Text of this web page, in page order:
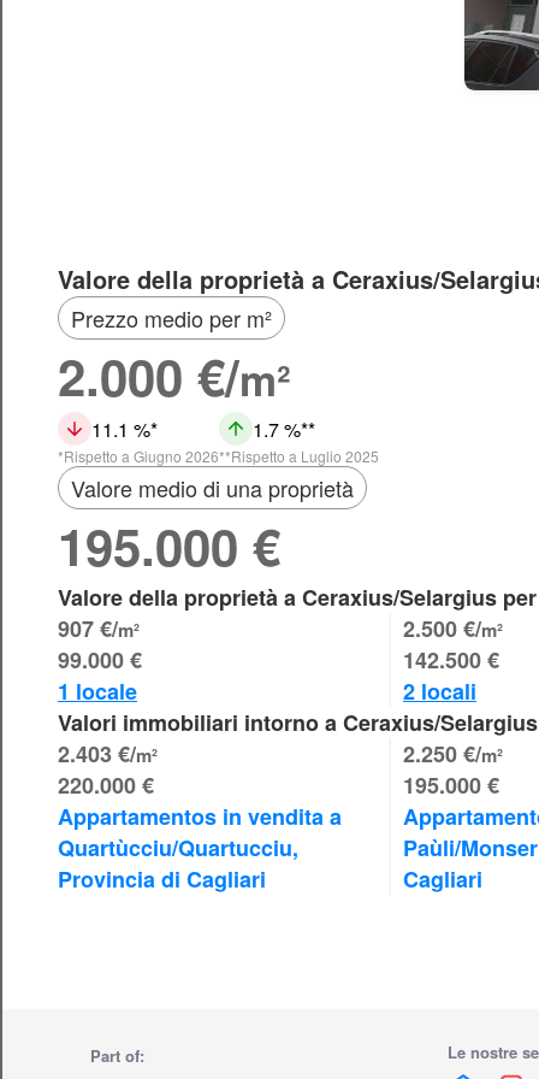
Valore della proprietà a Ceraxius/
Prezzo medio per m²
2.000 €/m²
11.1 %
Rispetto a Giugno 2026
1.7 %
Rispetto a Luglio 2025
Valore medio di una proprietà
195.000 €
Valore della proprietà a Ceraxius/Selargius
99.000 €
907 €/m²
1 locale
142.500 €
2.500 €/m²
2 locali
Valori immobiliari intorno a Ceraxius/Selargius
220.000 €
2.403 €/m²
Appartamentos in vendita a
Quartùcciu/Quartucciu,
Provincia di Cagliari
195.000 €
2.250 €/m²
Paùli/
Cagliari
Part of: Le nostre